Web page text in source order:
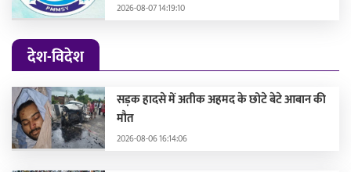
2026-08-07 14:19:10
देश-विदेश
सड़क हादसे में अतीक अहमद के छोटे बेटे आबान की
मौत
2026-08-06 16:14:06